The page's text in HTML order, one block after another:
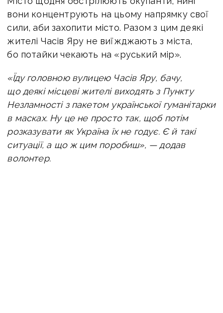
вони концентрують на цьому напрямку свої
сили, аби захопити місто. Разом з цим деякі
жителі Часів Яру не виїжджають з міста,
бо потайки чекають на «руський мір».
«Їду головною вулицею Часів Яру, бачу,
що деякі місцеві жителі виходять з Пункту
Незламності з пакетом української гуманітарки
в масках. Ну це не просто так, щоб потім
розказувати як Україна їх не годує. Є й такі
ситуації, а що ж цим поробиш», — додав
волонтер.